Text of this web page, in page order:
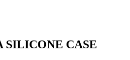
SILICONE CASE